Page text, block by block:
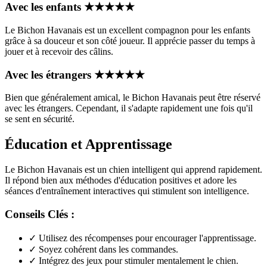
Avec les enfants ★★★★★
Le Bichon Havanais est un excellent compagnon pour les enfants
grâce à sa douceur et son côté joueur. Il apprécie passer du temps à
jouer et à recevoir des câlins.
Avec les étrangers ★★★★★
Bien que généralement amical, le Bichon Havanais peut être réservé
avec les étrangers. Cependant, il s'adapte rapidement une fois qu'il
se sent en sécurité.
Éducation et Apprentissage
Le Bichon Havanais est un chien intelligent qui apprend rapidement.
Il répond bien aux méthodes d'éducation positives et adore les
séances d'entraînement interactives qui stimulent son intelligence.
Conseils Clés :
✓ Utilisez des récompenses pour encourager l'apprentissage.
✓ Soyez cohérent dans les commandes.
✓ Intégrez des jeux pour stimuler mentalement le chien.